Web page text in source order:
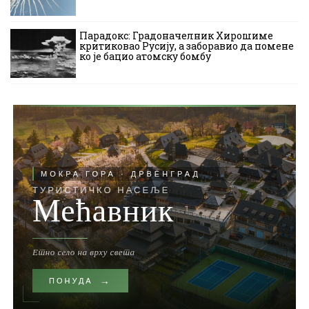
Парадокс: Градоначелник Хирошиме
критиковао Русију, а заборавио да помене
ко је бацио атомску бомбу